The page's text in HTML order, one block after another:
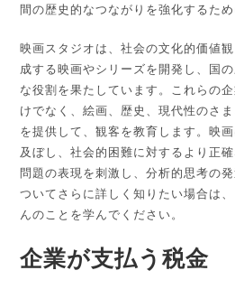
間の歴史的なつながりを強化するため
映画スタジオは、社会の文化的価値
成する映画やシリーズを開発し、国
な役割を果たしています。これらの
けでなく、絵画、歴史、現代性のさ
を提供して、観客を教育します。映
及ぼし、社会的困難に対するより正
問題の表現を刺激し、分析的思考の
ついてさらに詳しく知りたい場合は
んのことを学んでください。
企業が支払う税金